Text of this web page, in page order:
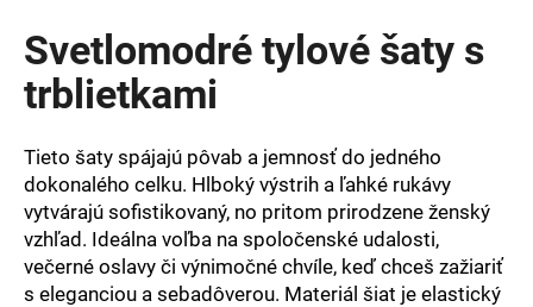
produktu
je
0,0
z
hviezdičiek.
Svetlomodré tylové šaty s
trblietkami
Tieto šaty spájajú pôvab a jemnosť do jedného
dokonalého celku. Hlboký výstrih a ľahké rukávy
vytvárajú sofistikovaný, no pritom prirodzene ženský
vzhľad. Ideálna voľba na spoločenské udalosti,
večerné oslavy či výnimočné chvíle, keď chceš zažiariť
s eleganciou a sebadôverou. Materiál šiat je elastický